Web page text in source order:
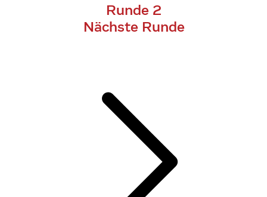
Runde 2
Nächste Runde